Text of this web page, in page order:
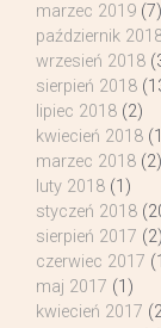
marzec 2019 (7)
październik
wrzesień 2018
sierpień 2018
lipiec 2018 (2)
kwiecień 2018
marzec 2018 (2)
luty 2018 (1)
styczeń 2018
sierpień 2017 (2)
czerwiec 2017
maj 2017 (1)
kwiecień 2017